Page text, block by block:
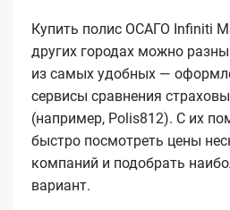
Купить полис ОСАГО Infiniti
других городах можно
из самых удобных —
сервисы сравнения
(например, Polis812). С их
быстро посмотреть цены
компаний и подобрать
вариант.